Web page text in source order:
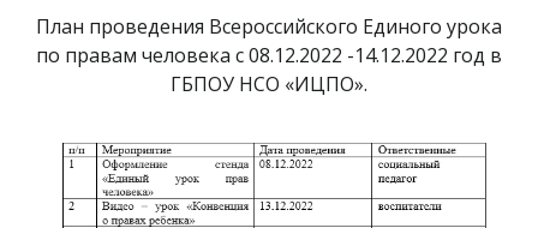
План проведения Всероссийского Единого урока
по правам человека с 08.12.2022 -14.12.2022 год в
ГБПОУ НСО «ИЦПО».